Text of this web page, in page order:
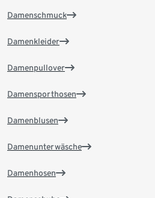
Damenschmuck
Damenkleider
Damenpullover
Damensporthosen
Damenblusen
Damenunterwäsche
Damenhosen